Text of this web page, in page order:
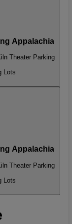
Appalachia
Theater Parking
Lots
Appalachia
Theater Parking
Lots